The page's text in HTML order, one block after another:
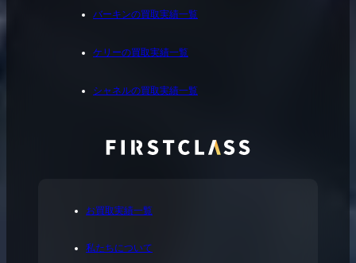
お買取実績一覧
私たちについて
バーキンの買取実績一覧
ケリーの買取実績一覧
シャネルの買取実績一覧